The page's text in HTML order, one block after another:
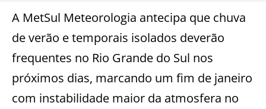
A MetSul Meteorologia antecipa que chuva
de verão e temporais isolados deverão
frequentes no Rio Grande do Sul nos
próximos dias, marcando um fim de janeiro
com instabilidade maior da atmosfera no